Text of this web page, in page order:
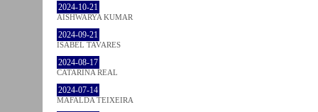
2024-10-21
AISHWARYA KUMAR
2024-09-21
ISABEL TAVARES
2024-08-17
CATARINA REAL
2024-07-14
MAFALDA TEIXEIRA